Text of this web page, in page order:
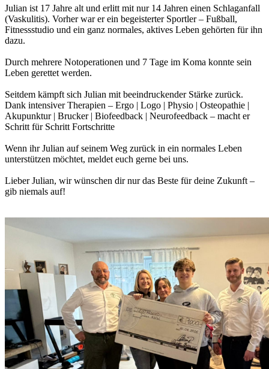
Julian ist 17 Jahre alt und erlitt mit nur 14 Jahren einen Schlaganfall
(Vaskulitis). Vorher war er ein begeisterter Sportler – Fußball,
Fitnessstudio und ein ganz normales, aktives Leben gehörten für ihn
dazu.
Durch mehrere Notoperationen und 7 Tage im Koma konnte sein
Leben gerettet werden.
Seitdem kämpft sich Julian mit beeindruckender Stärke zurück.
Dank intensiver Therapien – Ergo | Logo | Physio | Osteopathie |
Akupunktur | Brucker | Biofeedback | Neurofeedback – macht er
Schritt für Schritt Fortschritte
Wenn ihr Julian auf seinem Weg zurück in ein normales Leben
unterstützen möchtet, meldet euch gerne bei uns.
Lieber Julian, wir wünschen dir nur das Beste für deine Zukunft –
gib niemals auf!